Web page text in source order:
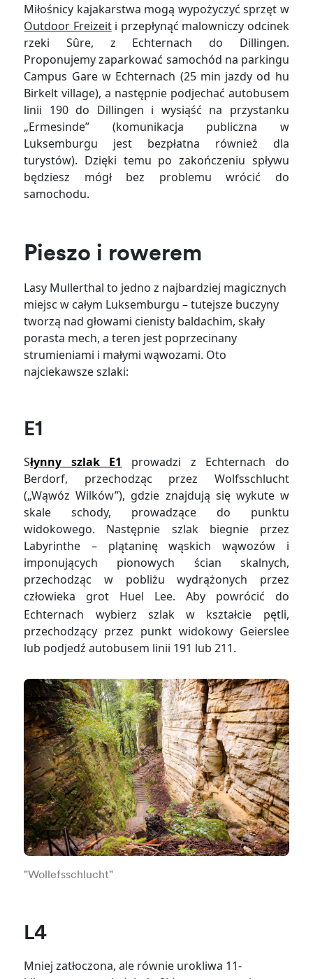
Miłośnicy kajakarstwa mogą wypożyczyć sprzęt w
Outdoor Freizeiti przepłynąć malowniczy odcinek
rzeki Sûre, z Echternach do Dillingen.
Proponujemy zaparkować samochód na parkingu
Campus Gare w Echternach (25 min jazdy od hu
Birkelt village), a następnie podjechać autobusem
linii 190 do Dillingen i wysiąść na przystanku
„Ermesinde” (komunikacja publiczna w
Luksemburgu jest bezpłatna również dla
turystów). Dzięki temu po zakończeniu spływu
będziesz mógł bez problemu wrócić do
samochodu.
Pieszo i rowerem
Lasy Mullerthal to jedno z najbardziej magicznych
miejsc w całym Luksemburgu – tutejsze buczyny
tworzą nad głowami cienisty baldachim, skały
porasta mech, a teren jest poprzecinany
strumieniami i małymi wąwozami. Oto
najciekawsze szlaki:
E1
Słynny szlak E1
prowadzi z Echternach do
Berdorf, przechodząc przez Wolfsschlucht
(„Wąwóz Wilków”), gdzie znajdują się wykute w
skale schody, prowadzące do punktu
widokowego. Następnie szlak biegnie przez
Labyrinthe – plątaninę wąskich wąwozów i
imponujących pionowych ścian skalnych,
przechodząc w pobliżu wydrążonych przez
człowieka grot
Huel Lee. Aby powrócić do
Echternach wybierz szlak w kształcie pętli,
przechodzący przez punkt widokowy Geierslee
lub podjedź autobusem linii 191 lub 211.
"Wollefsschlucht"
L4
Mniej zatłoczona, ale równie urokliwa 11-